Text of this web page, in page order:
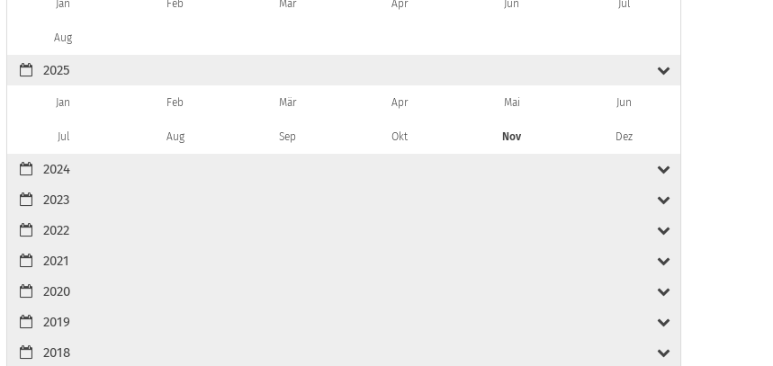
Jan Feb Mär Apr Jun Jul
Aug
2025
Jan Feb Mär Apr Mai Jun
Jul Aug Sep Okt Nov Dez
2024
2023
2022
2021
2020
2019
2018